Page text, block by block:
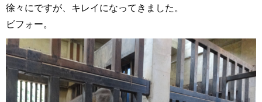
徐々にですが、キレイになってきました。
ビフォー。